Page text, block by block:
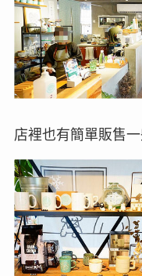
店裡也有簡單販售